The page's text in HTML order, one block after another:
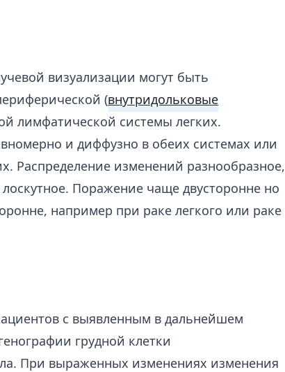
визуализации могут быть
(внутридольковые
лимфатической системы легких.
и диффузно в обеих системах или
Распределение изменений разнообразное,
Поражение чаще двусторонне но
например при раке легкого или раке
с выявленным в дальнейшем
грудной клетки
При выраженных изменениях изменения